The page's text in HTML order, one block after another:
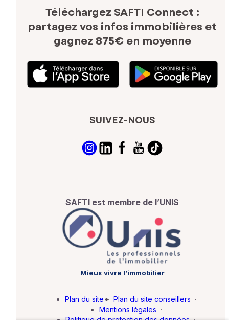
Téléchargez SAFTI Connect :
partagez vos infos immobilières et
gagnez 875€ en moyenne
SUIVEZ-NOUS
SAFTI est membre de l’UNIS
Mieux vivre l’immobilier
Plan du site · Plan du site conseillers ·
Mentions légales ·
Politique de protection des données ·